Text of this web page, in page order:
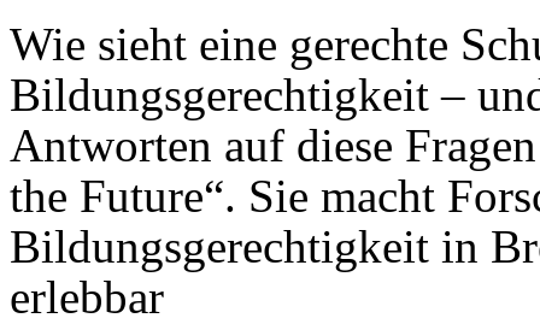
Wie sieht eine gerechte
Bildungsgerechtigkeit –
Antworten auf diese
the Future“. Sie macht
Bildungsgerechtigkeit in
erlebbar